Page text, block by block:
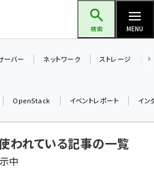
検索 MENU
～仲間と築いた勝利の絆～ (2308)
ーバー ネットワーク ストレージ
OpenStack イベントレポート イン
われている記事の一覧
中